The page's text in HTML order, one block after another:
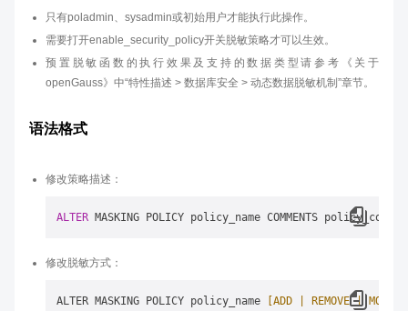
只有poladmin、sysadmin或初始用户才能执行此操作。
需要打开enable_security_policy开关脱敏策略才可以生效。
预置脱敏函数的执行效果及支持的数据类型请参考《关于
openGauss》中“特性描述 > 数据库安全 > 动态数据脱敏机制”章节。
语法格式
修改策略描述：
ALTER
修改脱敏方式：
ALTER MASKING POLICY policy_name
[ADD | REMOVE |